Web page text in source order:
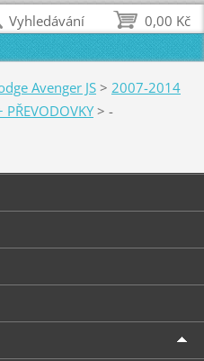
Avenger JS > 2007-2014
PŘEVODOVKY > -
0,00 Kč
Vyhledávání